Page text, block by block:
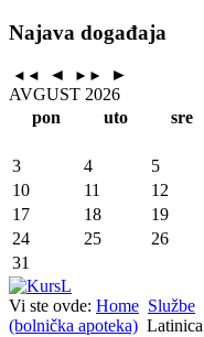
Najava događaja
◄◄ ◄ ►►
►
AVGUST 2026
pon
uto sre
3
4 5
10
11 12
17
18 19
24
25 26
31
Vi ste ovde: Home Službe
(bolnička apoteka) Latinica